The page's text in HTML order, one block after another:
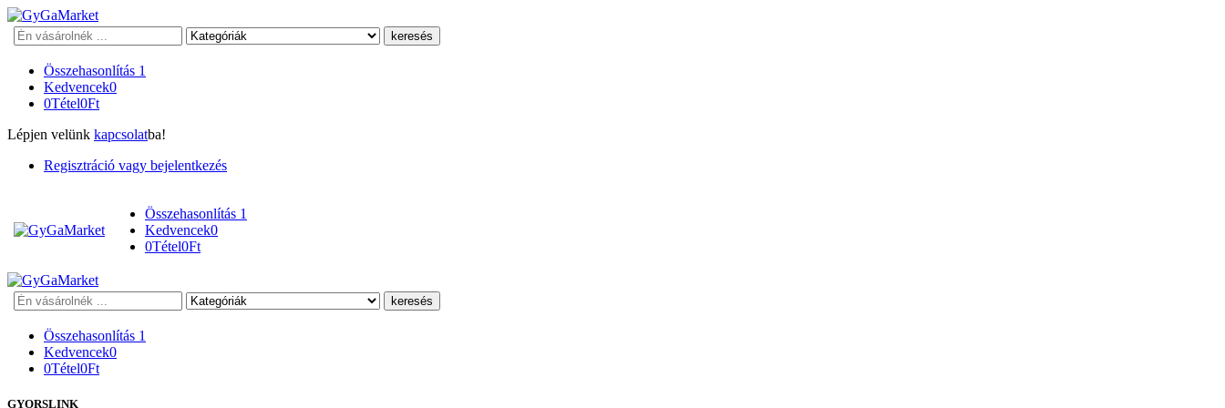
Keresés
Összehasonlítás 1
Kedvencek0
0Tétel0Ft
Lépjen velünk kapcsolatba!
Regisztráció vagy bejelentkezés
Összehasonlítás 1
Kedvencek0
0Tétel0Ft
Keresés
Összehasonlítás 1
Kedvencek0
0Tétel0Ft
GYORSLINK